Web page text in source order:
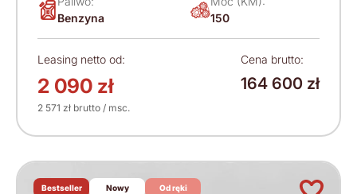
Benzyna
150
Leasing netto od:
2 090 zł
2 571 zł brutto / msc.
Cena brutto:
164 600 zł
Bestseller Nowy Od ręki